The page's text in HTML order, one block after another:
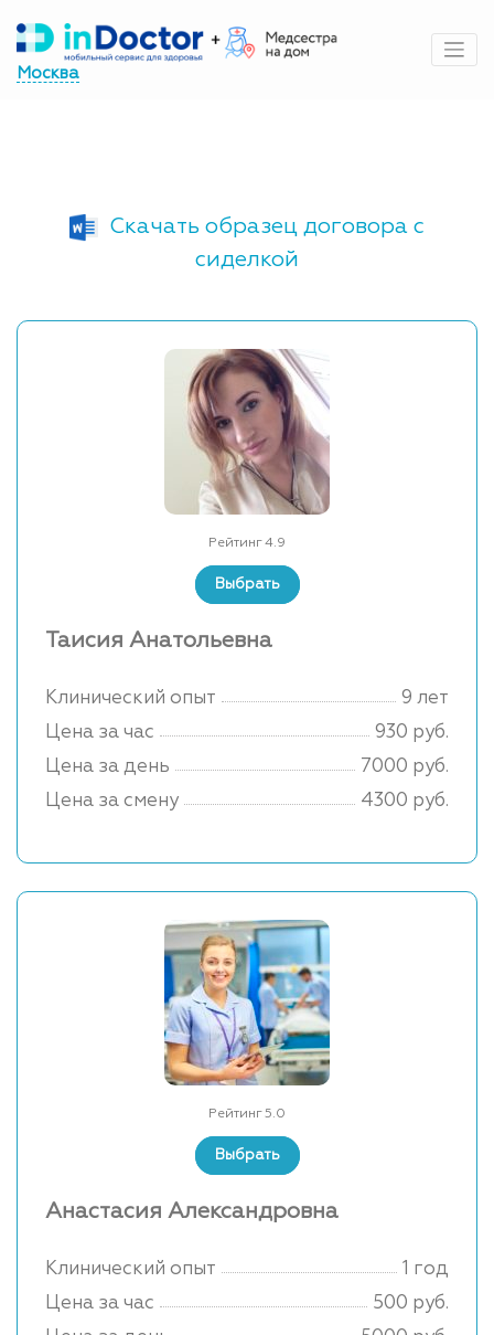
содержимому
Москва
Скачать образец договора с
сиделкой
Рейтинг 4.9
Выбрать
Таисия Анатольевна
Клинический опыт
9 лет
Цена за час
930 руб.
Цена за день
7000 руб.
Цена за смену
4300 руб.
Рейтинг 5.0
Выбрать
Анастасия Александровна
Клинический опыт
1 год
Цена за час
500 руб.